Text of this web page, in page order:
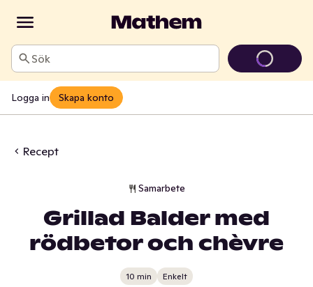
Sök
Logga in Skapa konto
Recept
Samarbete
Grillad Balder med
rödbetor och chèvre
10 min Enkelt